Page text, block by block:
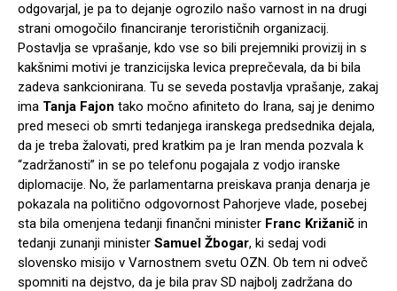
odgovarjal, je pa to dejanje ogrozilo našo varnost in na drugi
strani omogočilo financiranje terorističnih organizacij.
Postavlja se vprašanje, kdo vse so bili prejemniki provizij in s
kakšnimi motivi je tranzicijska levica preprečevala, da bi bila
zadeva sankcionirana. Tu se seveda postavlja vprašanje, zakaj
ima Tanja Fajon tako močno afiniteto do Irana, saj je denimo
pred meseci ob smrti tedanjega iranskega predsednika dejala,
da je treba žalovati, pred kratkim pa je Iran menda pozvala k
“zadržanosti” in se po telefonu pogajala z vodjo iranske
diplomacije. No, že parlamentarna preiskava pranja denarja je
pokazala na politično odgovornost Pahorjeve vlade, posebej
sta bila omenjena tedanji finančni minister Franc Križanič in
tedanji zunanji minister Samuel Žbogar, ki sedaj vodi
slovensko misijo v Varnostnem svetu OZN. Ob tem ni odveč
spomniti na dejstvo, da je bila prav SD najbolj zadržana do